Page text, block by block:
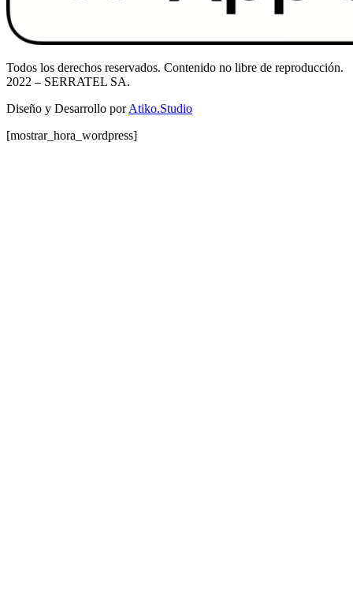
Todos los derechos reservados. Contenido no libre de reproducción.
2022 – SERRATEL SA.
Diseño y Desarrollo porAtiko.Studio
[mostrar_hora_wordpress]